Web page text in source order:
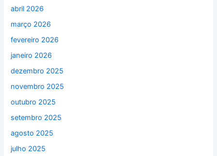
abril 2026
março 2026
fevereiro 2026
janeiro 2026
dezembro 2025
novembro 2025
outubro 2025
setembro 2025
agosto 2025
julho 2025